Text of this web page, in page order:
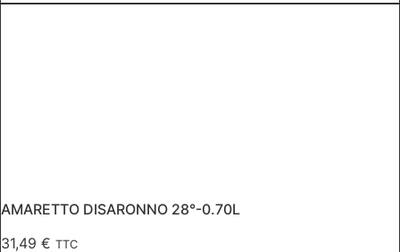
AMARETTO DISARONNO 28°-0.70L
31,49 € TTC